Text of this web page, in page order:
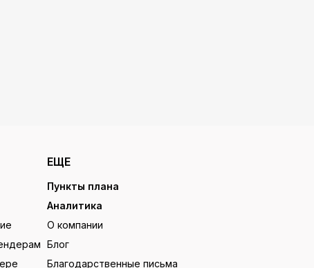
ЕЩЕ
Пункты плана
Аналитика
О компании
Блог
Благодарственные письма